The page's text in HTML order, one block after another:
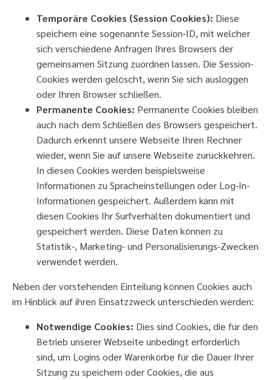
Temporäre Cookies (Session Cookies): Diese
speichern eine sogenannte Session-ID, mit welcher
sich verschiedene Anfragen Ihres Browsers der
gemeinsamen Sitzung zuordnen lassen. Die Session-
Cookies werden gelöscht, wenn Sie sich ausloggen
oder Ihren Browser schließen.
Permanente Cookies: Permanente Cookies bleiben
auch nach dem Schließen des Browsers gespeichert.
Dadurch erkennt unsere Webseite Ihren Rechner
wieder, wenn Sie auf unsere Webseite zurückkehren.
In diesen Cookies werden beispielsweise
Informationen zu Spracheinstellungen oder Log-In-
Informationen gespeichert. Außerdem kann mit
diesen Cookies Ihr Surfverhalten dokumentiert und
gespeichert werden. Diese Daten können zu
Statistik-, Marketing- und Personalisierungs-Zwecken
verwendet werden.
Neben der vorstehenden Einteilung können Cookies auch
im Hinblick auf ihren Einsatzzweck unterschieden werden:
Notwendige Cookies: Dies sind Cookies, die für den
Betrieb unserer Webseite unbedingt erforderlich
sind, um Logins oder Warenkörbe für die Dauer Ihrer
Sitzung zu speichern oder Cookies, die aus